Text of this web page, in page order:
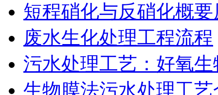
短程硝化与反硝化概要
废水生化处理工程流程
污水处理工艺：好氧
生物膜法污水处理工